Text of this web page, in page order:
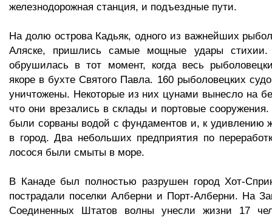
железнодорожная станция, и подъездные пути.
На долю острова Кадьяк, одного из важнейших
Аляске, пришлись самые мощные удары стихии.
обрушилась в тот момент, когда весь
якоре в бухте Святого Павла. 160 рыболовецких
уничтожены. Некоторые из них цунами вынесло на
что они врезались в склады и портовые
были сорваны водой с фундаментов и, к удивлению
в город. Два небольших предприятия по
лосося были смыты в море.
В Канаде был полностью разрушен город Хот-
пострадали поселки Алберни и Порт-Алберни. На
Соединенных Штатов волны унесли жизни 17